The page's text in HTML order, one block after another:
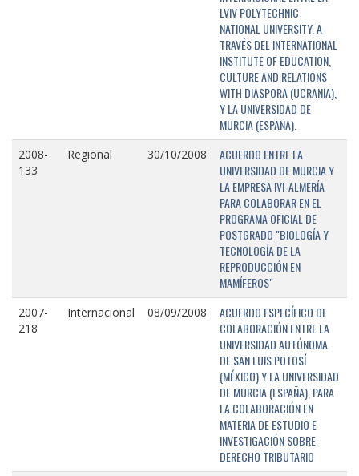
LVIV POLYTECHNIC
NATIONAL UNIVERSITY, A
TRAVÉS DEL INTERNATIONAL
INSTITUTE OF EDUCATION,
CULTURE AND RELATIONS
WITH DIASPORA (UCRANIA),
Y LA UNIVERSIDAD DE
MURCIA (ESPAÑA).
2008-
133
Regional 30/10/2008
ACUERDO ENTRE LA
UNIVERSIDAD DE MURCIA Y
LA EMPRESA IVI-ALMERÍA
PARA COLABORAR EN EL
PROGRAMA OFICIAL DE
POSTGRADO "BIOLOGÍA Y
TECNOLOGÍA DE LA
REPRODUCCIÓN EN
MAMÍFEROS"
2007-
218
Internacional 08/09/2008
ACUERDO ESPECÍFICO DE
COLABORACIÓN ENTRE LA
UNIVERSIDAD AUTÓNOMA
DE SAN LUIS POTOSÍ
(MÉXICO) Y LA UNIVERSIDAD
DE MURCIA (ESPAÑA), PARA
LA COLABORACIÓN EN
MATERIA DE ESTUDIO E
INVESTIGACIÓN SOBRE
DERECHO TRIBUTARIO